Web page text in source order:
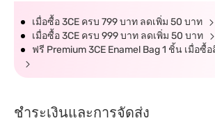
เมื่อซื้อ 3CE ครบ 799 บาท ลดเพิ่ม 50 บาท
เมื่อซื้อ 3CE ครบ 999 บาท ลดเพิ่ม 50 บาท
ฟรี Premium 3CE Enamel Bag 1 ชิ้น เมื่อซื้
ชำระเงินและการจัดส่ง